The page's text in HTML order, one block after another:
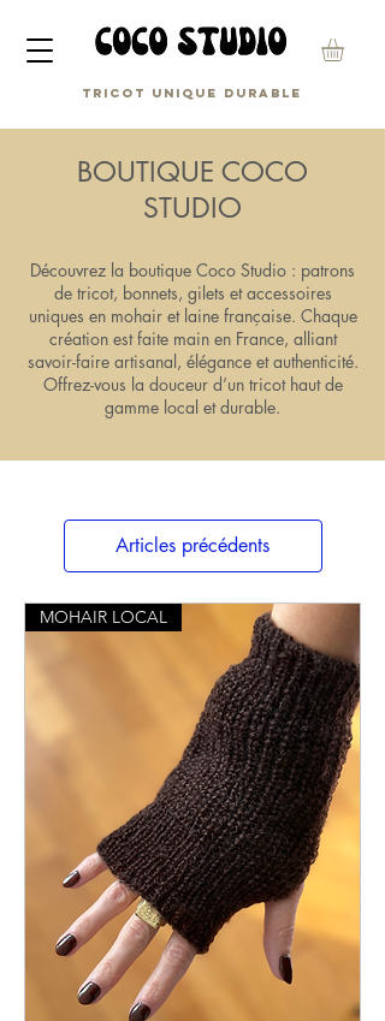
Tricot unique durable
BOUTIQUE COCO
STUDIO
Découvrez la boutique Coco Studio : patrons
de tricot, bonnets, gilets et accessoires
uniques en mohair et laine française. Chaque
création est faite main en France, alliant
savoir-faire artisanal, élégance et authenticité.
Offrez-vous la douceur d’un tricot haut de
gamme local et durable.
Articles précédents
MOHAIR LOCAL